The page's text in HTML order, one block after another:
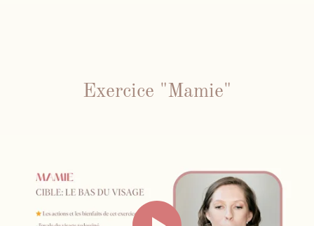
Exercice "Mamie"